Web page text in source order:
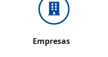
Empresas